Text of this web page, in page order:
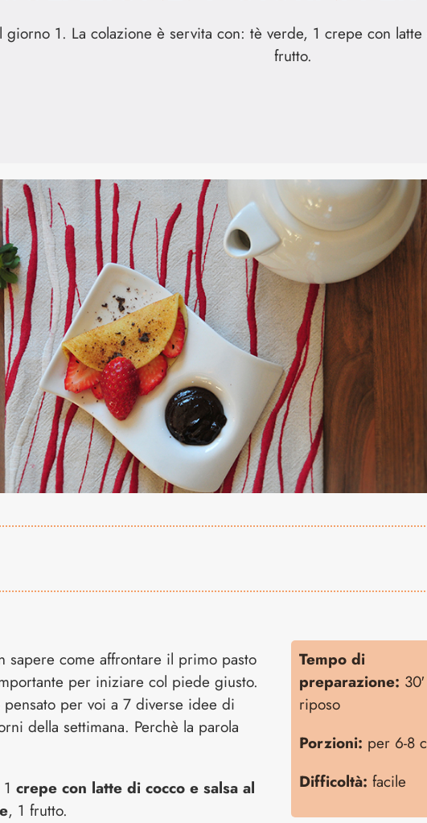
1. La colazione è servita con: tè verde, 1 crepe con
frutto.
sapere come affrontare il primo pasto
per iniziare col piede giusto.
pensato per voi a 7 diverse idee di
della settimana. Perchè la parola
crepe con latte di cocco e salsa al
, 1 frutto.
Tempo di
preparazione:
riposo
Porzioni: per 6-8
Difficoltà: facile